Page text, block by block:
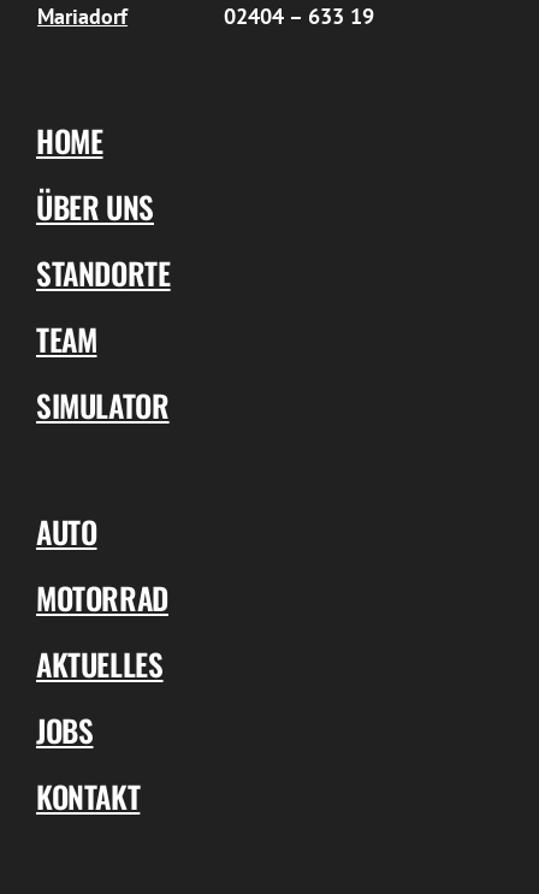
Mariadorf
02404 – 633 19
HOME
ÜBER UNS
STANDORTE
TEAM
SIMULATOR
AUTO
MOTORRAD
AKTUELLES
JOBS
KONTAKT